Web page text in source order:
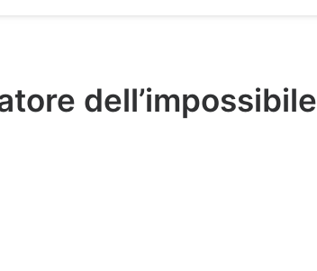
dell’impossibile